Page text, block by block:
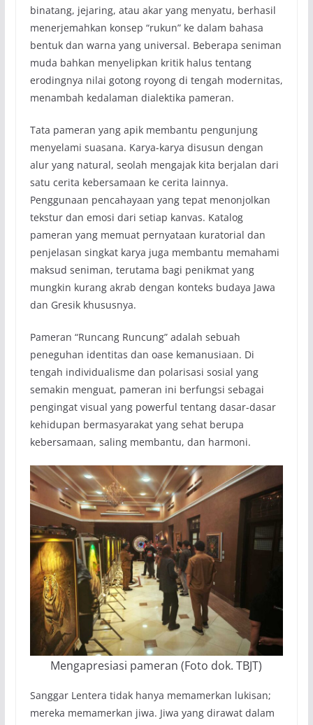
binatang, jejaring, atau akar yang menyatu, berhasil
menerjemahkan konsep “rukun” ke dalam bahasa
bentuk dan warna yang universal. Beberapa seniman
muda bahkan menyelipkan kritik halus tentang
erodingnya nilai gotong royong di tengah modernitas,
menambah kedalaman dialektika pameran.
Tata pameran yang apik membantu pengunjung
menyelami suasana. Karya-karya disusun dengan
alur yang natural, seolah mengajak kita berjalan dari
satu cerita kebersamaan ke cerita lainnya.
Penggunaan pencahayaan yang tepat menonjolkan
tekstur dan emosi dari setiap kanvas. Katalog
pameran yang memuat pernyataan kuratorial dan
penjelasan singkat karya juga membantu memahami
maksud seniman, terutama bagi penikmat yang
mungkin kurang akrab dengan konteks budaya Jawa
dan Gresik khususnya.
Pameran “Runcang Runcung” adalah sebuah
peneguhan identitas dan oase kemanusiaan. Di
tengah individualisme dan polarisasi sosial yang
semakin menguat, pameran ini berfungsi sebagai
pengingat visual yang powerful tentang dasar-dasar
kehidupan bermasyarakat yang sehat berupa
kebersamaan, saling membantu, dan harmoni.
Mengapresiasi pameran (Foto dok. TBJT)
Sanggar Lentera tidak hanya memamerkan lukisan;
mereka memamerkan jiwa. Jiwa yang dirawat dalam